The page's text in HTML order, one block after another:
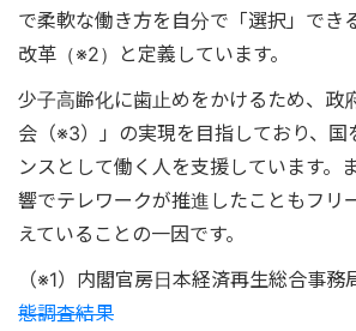
で柔軟な働き方を自分で「選択」でき
改革（※2）と定義しています。
少子高齢化に歯止めをかけるため、政
会（※3）」の実現を目指しており、国
ンスとして働く人を支援しています。
響でテレワークが推進したこともフリ
えていることの一因です。
（※1）内閣官房日本経済再生総合事務
態調査結果